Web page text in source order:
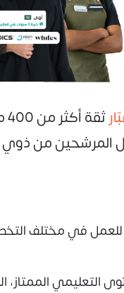
المرشحين من ذوي
ضخمة تضم أكثر من 100 ألف
التعليمي الممتاز،